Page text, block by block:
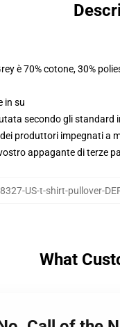
è 70% cotone, 30%
in su
secondo gli standard
produttori impegnati a
appagante di terze
US-t-shirt-pullover-
What